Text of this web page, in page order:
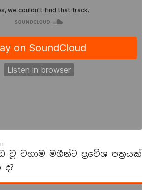
වූ වහාම මගීන්ට ප්‍රවේශ පත්‍රයක්
ද?